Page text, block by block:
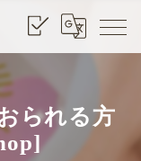
られる方